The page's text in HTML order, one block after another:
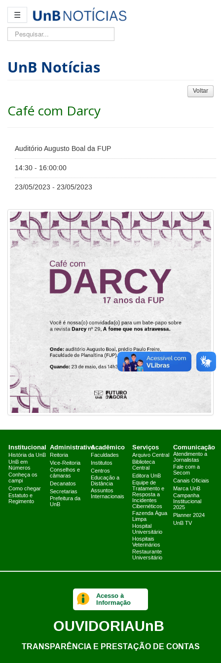
☰
Pesquisar...
UnB Notícias
Voltar
Café com Darcy
Auditório Augusto Boal da FUP
14:30 - 16:00:00
23/05/2023 - 23/05/2023
Institucional
História da UnB
UnB em
Números
Conheça os
campi
Como chegar
Estatuto e
Regimento
Administrativo
Reitoria
Vice-Reitoria
Conselhos e
câmaras
Decanatos
Secretarias
Prefeitura da
UnB
Acadêmico
Faculdades
Institutos
Centros
Educação a
Distância
Assuntos
Internacionais
Serviços
Arquivo Central
Biblioteca
Central
Editora UnB
Equipe de
Tratamento e
Resposta a
Incidentes
Cibernéticos
Fazenda Água
Limpa
Hospital
Universitário
Hospitais
Veterinários
Restaurante
Universitário
Comunicação
Atendimento a
Jornalistas
Fale com a
Secom
Canais Oficiais
Marca UnB
Campanha
Institucional
2025
Planner 2024
UnB TV
Acesso à
Informação
OUVIDORIAUnB
TRANSPARÊNCIA E PRESTAÇÃO DE CONTAS